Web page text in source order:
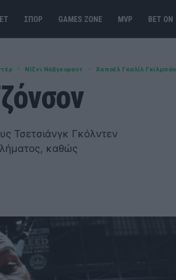
ΣΠΟΡ GAMES ΖΟΝΕ MVP BET ΟΝ
· Νίζνι Νόβγκοροντ · Χαποέλ Γκαλίλ Γκιλμπόα
Τσετσιάνγκ Γκόλντεν
καθώς